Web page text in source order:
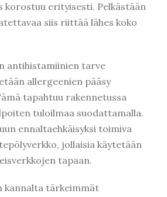
korostuu erityisesti. Pelkästään
siis riittää lähes koko
antihistamiinien tarve
allergeenien pääsy
tapahtuu rakennetussa
tuloilmaa suodattamalla.
ennaltaehkäisyksi toimiva
jollaisia käytetään
tapaan.
kannalta tärkeimmät